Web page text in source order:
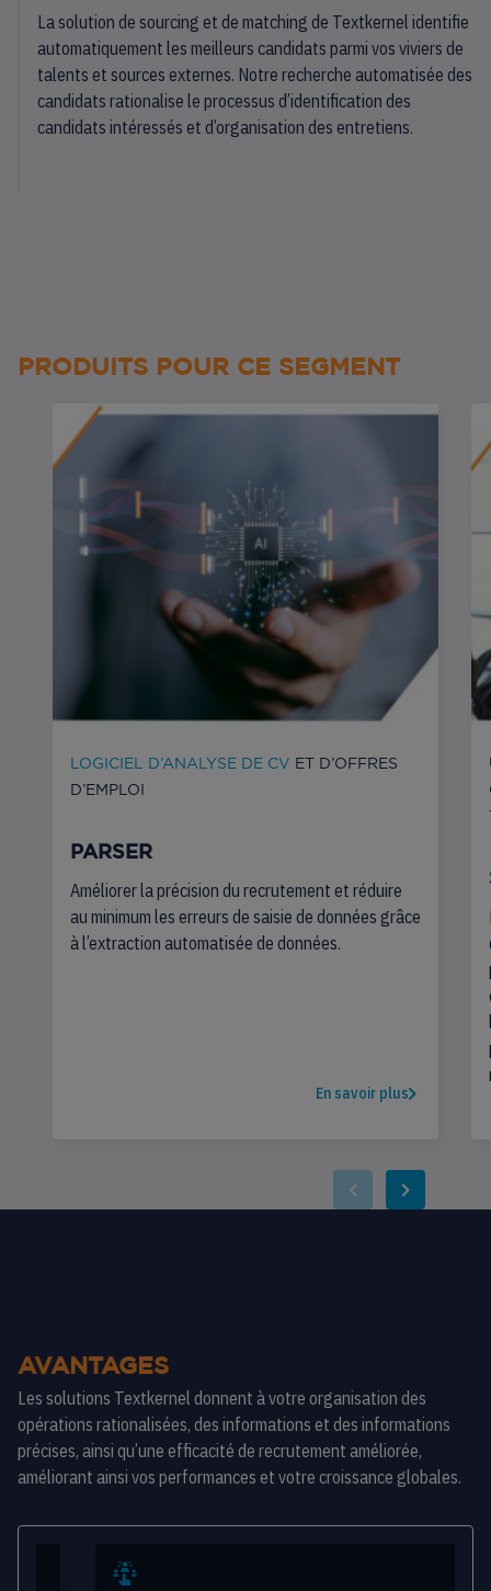
La solution de sourcing et de matching de Textkernel identifie
automatiquement les meilleurs candidats parmi vos viviers de
talents et sources externes. Notre recherche automatisée des
candidats rationalise le processus d’identification des
candidats intéressés et d’organisation des entretiens.
PRODUITS POUR CE SEGMENT
LOGICIEL D’ANALYSE DE CV ET D’OFFRES
D’EMPLOI
PARSER
Améliorer la précision du recrutement et réduire
au minimum les erreurs de saisie de données grâce
à l’extraction automatisée de données.
En savoir plus
AVANTAGES
Les solutions Textkernel donnent à votre organisation des
opérations rationalisées, des informations et des informations
précises, ainsi qu’une efficacité de recrutement améliorée,
améliorant ainsi vos performances et votre croissance globales.